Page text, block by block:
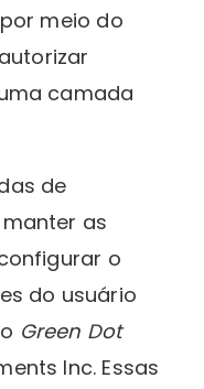
meio do
camada
de
as
o
do usuário
Green Dot
Inc. Essas